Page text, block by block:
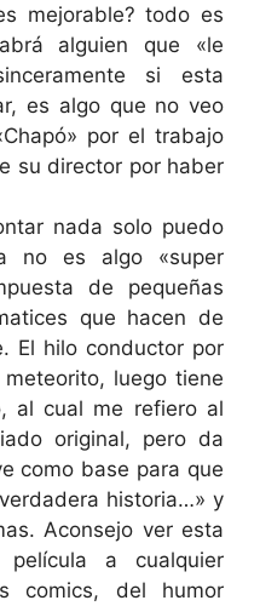
mejorable? todo es
alguien que «le
si esta
es algo que no veo
por el trabajo
su director por haber
nada solo puedo
no es algo «super
de pequeñas
que hacen de
El hilo conductor por
luego tiene
al cual me refiero al
original, pero da
como base para que
historia…» y
Aconsejo ver esta
a cualquier
comics, del humor